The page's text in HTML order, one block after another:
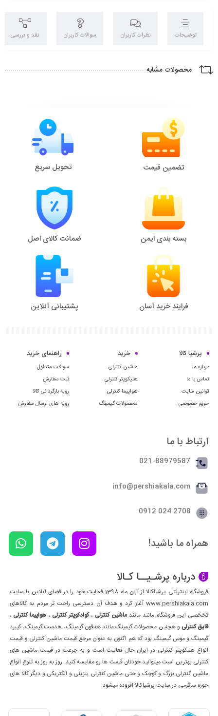
توضیحات نظرات کاربران سوالات کاربران نقد و بررسی
محصولات مشابه
تضمین قیمت تحویل سریع
بسته بندی ایمن ضمانت کالای اصل
فرایند خرید آسان پشتیبانی آنلاین
پرشیا کالا
درباره ما
تماس با ما
قوانین سایت
حریم خصوصی
خرید
ماشین کنترلی
هلیکوپتر کنترلی
هواپیما کنترلی
محصولات گیمینگ
راهنمای خرید
سوالات متداول
ثبت سفارش
رویه بازگردانی کالا
رویه های ارسال سفارش
ارتباط با ما
021-88979587
info@pershiakala.com
2708 024 0912
همراه ما باشید!
درباره پرشـیــا کـالا
فروشگاه اینترنتی پرشیاکالا از آبان ماه 1398 فعالیت خود را در فضای آنلاین با سایت
www.pershiakala.com آغاز کرد و هدف آن دسترسی راحت تر مردم به کالاهای
تخخصی این فروشگاه مانند مانندماشین کنترلی ،کوادکوپتر کنترلی ، هواپیما کنترلی،
قایق کنترلی و هچنین محصولات گیمینگ مانند هدفون گیمینگ ، هدست گیمینگ ، کیبرد
گیمینگ و موس گیمینگ بود که هم اکنون به عنوان مرجع قیمت ماشین کنترلی و قیمت
انواع هلیکوپتر کنترلی در ایران حال فعالیت است و به جرعت در قیمت ماشین های
کنترلی بهترین است میتوانید خودتان قیمت ها رو مقایسه کنید. روز به روز به تنوع انواع
ماشین کنترلی بزرگ و کوچک و حتی ماشین کنترلی بنزینی و الکتریکی و دیگر کالا های
حوزه سرگرمی در سایت پرشیاکالا افزوده میشود.